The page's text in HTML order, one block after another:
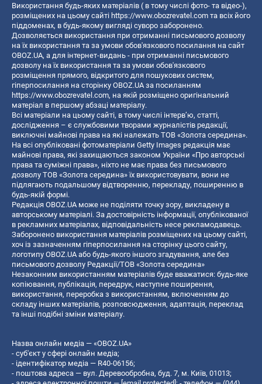
Використання будь-яких матеріалів ( в тому числі фото- та відео-),
розміщених на цьому сайті https://www.obozrevatel.com та всіх його
піддоменах, в будь-якому вигляді суворо заборонено.
Дозволяється використання при отриманні письмового дозволу
на їх використання та за умови обов'язкового посилання на сайт
OBOZ.UA, а для інтернет-видань - при отриманні письмового
дозволу на їх використання та за умови обов'язкового
розміщення прямого, відкритого для пошукових систем,
гіперпосилання на сторінку OBOZ.UA за посиланням
https://www.obozrevatel.com, на якій розміщено оригінальний
матеріал в першому абзаці матеріалу.
Всі матеріали на цьому сайті, в тому числі інтерв’ю, статті,
дослідження – є службовими творами журналістів редакції,
виключні майнові права на які належать ТОВ «Золота середина».
На всі опубліковані фотоматеріали Getty Images редакція має
майнові права, які захищаються законом України «Про авторські
права та суміжні права», ніхто не має права без письмового
дозволу ТОВ «Золота середина» їх використовувати, вони не
підлягають подальшому відтворенню, перекладу, поширенню в
будь-якій формі.
Редакція OBOZ.UA може не поділяти точку зору, викладену в
авторському матеріалі. За достовірність інформації, опублікованої
в рекламних матеріалах, відповідальність несе рекламодавець.
Заборонено використання матеріалів розміщених на цьому сайті,
хоч із зазначенням гіперпосилання на сторінку цього сайту,
логотипу OBOZ.UA або будь-якого іншого згадування, але без
письмового дозволу Редакції/ТОВ «Золота середина»
Незаконним використанням матеріалів буде вважатися: будь-яке
копiювання, публiкацiя, передрук, наступне поширення,
використання, переробка з використанням, включенням до
складу інших матеріалів, розповсюдження, адаптація, переклад
та інші подібні зміни матеріалу.
Назва онлайн медіа — «OBOZ.UA»
- суб'єкт у сфері онлайн медіа;
- ідентифікатор медіа — R40-06156;
- поштова адреса — вул. Деревообробна, буд. 7, м. Київ, 01013;